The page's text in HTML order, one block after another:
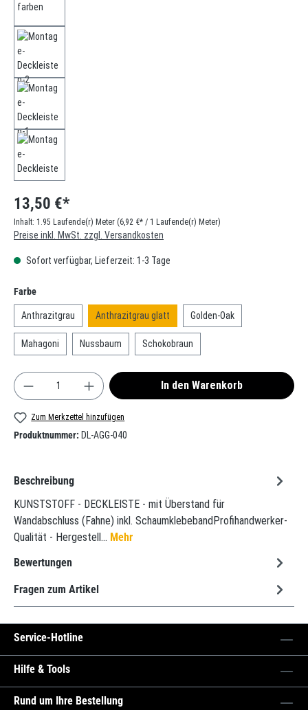
13,50 €*
Inhalt: 1.95 Laufende(r) Meter (6,92 €* / 1 Laufende(r) Meter)
Preise inkl. MwSt. zzgl. Versandkosten
Sofort verfügbar, Lieferzeit: 1-3 Tage
Farbeauswählen
Anthrazitgrau Anthrazitgrau glatt Golden-Oak
Mahagoni Nussbaum Schokobraun
Produkt Anzahl: Gib den gewünschten Wert ein
In den Warenkorb
Zum Merkzettel hinzufügen
Produktnummer: DL-AGG-040
Beschreibung
KUNSTSTOFF - DECKLEISTE - mit Überstand für
Wandabschluss (Fahne) inkl. SchaumklebebandProfihandwerker-
Qualität - Hergestell… Mehr
Bewertungen
Fragen zum Artikel
Service-Hotline
Hilfe & Tools
Rund um Ihre Bestellung